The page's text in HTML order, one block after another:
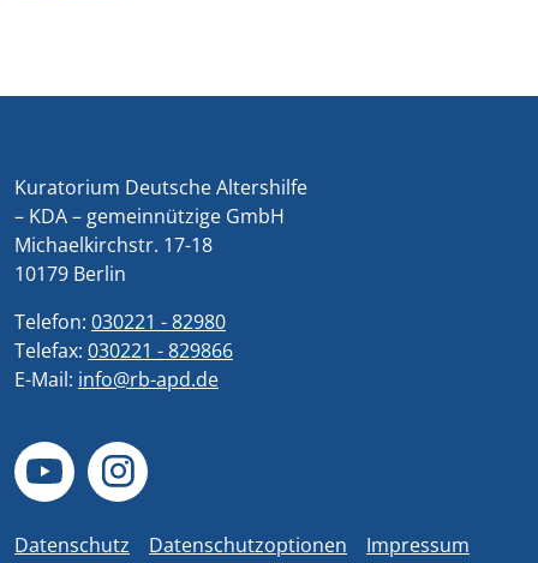
Kuratorium Deutsche Altershilfe
– KDA – gemeinnützige GmbH
Michaelkirchstr. 17-18
10179 Berlin
Telefon: 030221 - 82980
Telefax: 030221 - 829866
E-Mail: info@rb-apd.de
Datenschutz Datenschutzoptionen Impressum